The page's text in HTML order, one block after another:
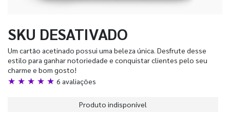
SKU DESATIVADO
Um cartão acetinado possui uma beleza única. Desfrute desse
estilo para ganhar notoriedade e conquistar clientes pelo seu
charme e bom gosto!
★ ★ ★ ★ ★ 6 avaliações
Produto indisponível